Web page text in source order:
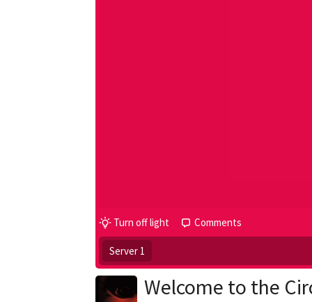
Turn off light Comments
Server 1
Welcome to the